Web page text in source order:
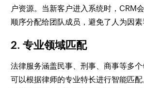
户资源。当新客户进入系统时，CRM
顺序分配给团队成员，避免了人为因素
2. 专业领域匹配
法律服务涵盖民事、刑事、商事等多
可以根据律师的专业特长进行智能匹